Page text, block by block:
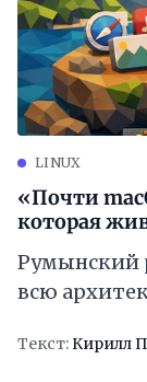
LINUX
«Почти
которая
Румынский
всю
Текст: Кирилл